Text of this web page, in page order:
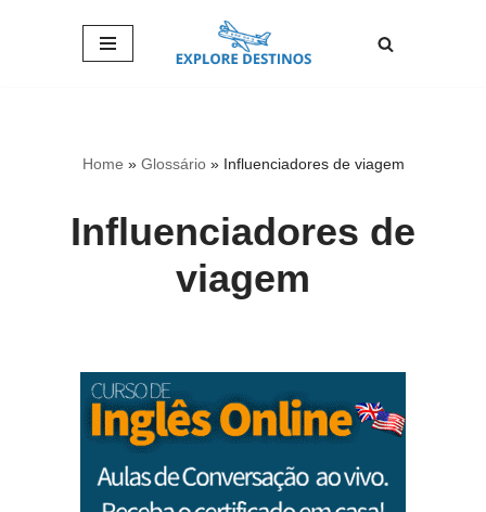
Home » Glossário» Influenciadores de viagem
Influenciadores de
viagem